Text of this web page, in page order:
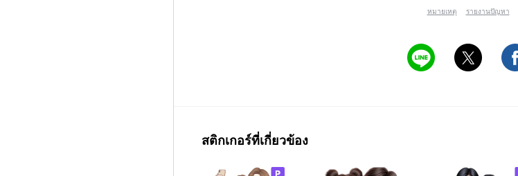
หมายเหตุ รายงานปัญหา
สติกเกอร์ที่เกี่ยวข้อง